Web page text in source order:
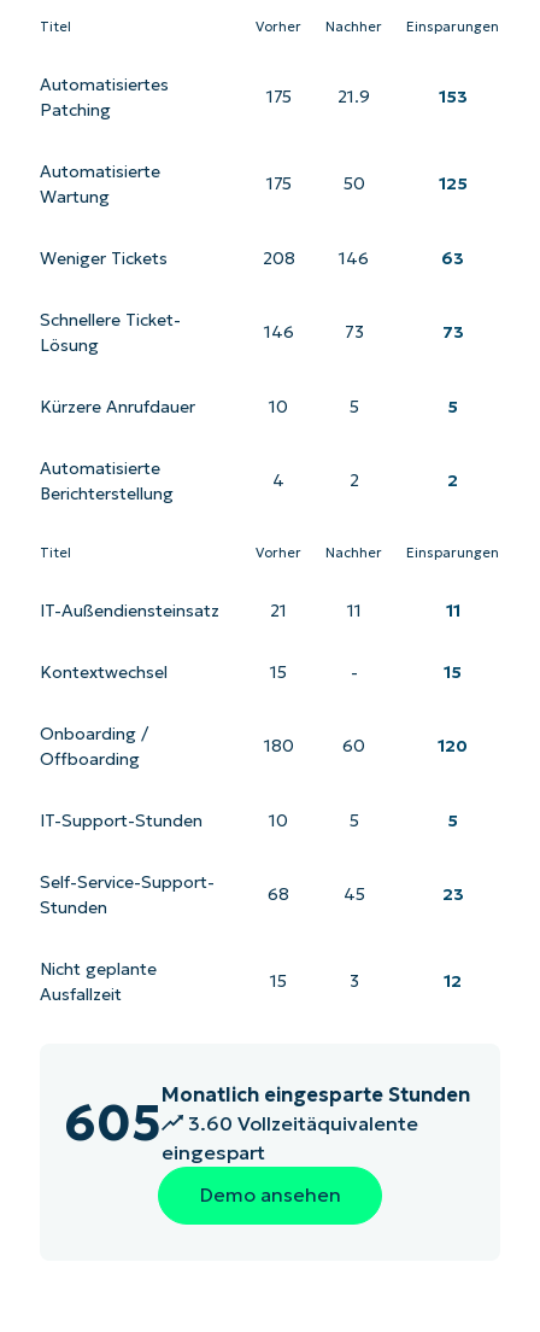
Titel Vorher Nachher Einsparungen
Automatisiertes
Patching
175 21.9 153
Automatisierte
Wartung
175 50 125
Weniger Tickets 208 146 63
Schnellere Ticket-
Lösung
146 73 73
Kürzere Anrufdauer 10 5 5
Automatisierte
Berichterstellung
4 2 2
Titel Vorher Nachher Einsparungen
IT-Außendiensteinsatz 21 11 11
Kontextwechsel 15 - 15
Onboarding /
Offboarding
180 60 120
IT-Support-Stunden 10 5 5
Self-Service-Support-
Stunden
68 45 23
Nicht geplante
Ausfallzeit
15 3 12
605Monatlich eingesparte Stunden
3.60 Vollzeitäquivalente
eingespart
Demo ansehen